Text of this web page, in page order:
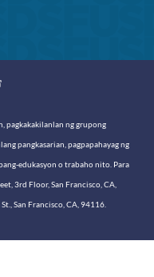
pagkakakilanlan ng grupong
pangkasarian, pagpapahayag ng
edukasyon o trabaho nito. Para
3rd Floor, San Francisco, CA,
San Francisco, CA, 94116.